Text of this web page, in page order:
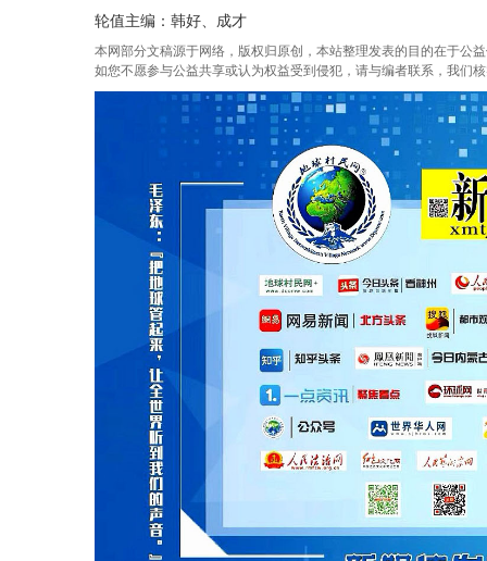
轮值主编：韩好、成才
本网部分文稿源于网络，版权归原创，本站整理发表的目的在于公
如您不愿参与公益共享或认为权益受到侵犯，请与编者联系，我们